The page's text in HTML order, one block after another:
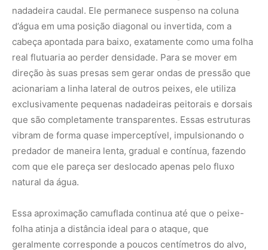
Essa aproximação camuflada continua até que o peixe-
folha atinja a distância ideal para o ataque, que
geralmente corresponde a poucos centímetros do alvo,
composto majoritariamente por pequenos caracídeos,
como piabas e neon-tetras, ou larvas de insetos
aquáticos. É nesse momento que a passividade do
disfarce vegetal dá lugar a uma das mecânicas
hidráulicas mais explosivas do reino animal. O peixe-
folha possui uma boca altamente protrátil, estruturada
por ossos maxilares articulados que conseguem se
expandir para a frente e para os lados de forma
instantânea, formando um tubo de sucção que projeta a
metade do comprimento de sua cabeça.